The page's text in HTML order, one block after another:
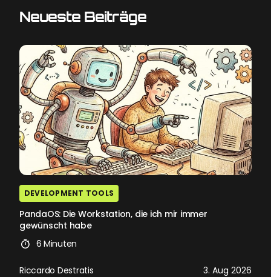
Neueste Beiträge
DEVELOPMENT TOOLS
PandaOS: Die Workstation, die ich mir immer
gewünscht habe
6 Minuten
Riccardo Destratis 3. Aug 2026